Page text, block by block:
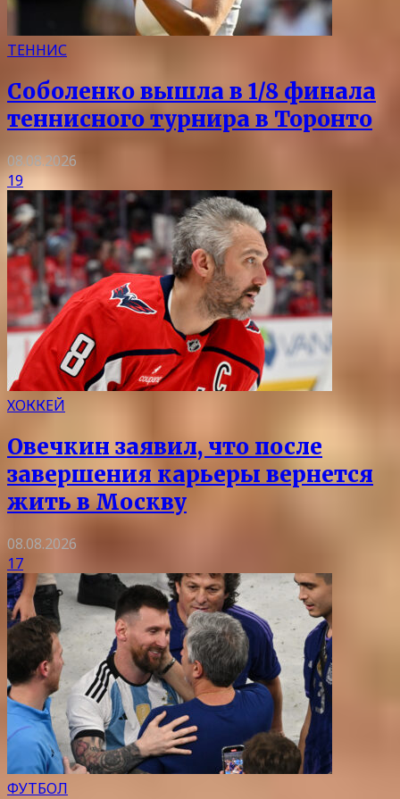
ТЕННИС
Соболенко вышла в 1/8 финала
теннисного турнира в Торонто
08.08.2026
19
ХОККЕЙ
Овечкин заявил, что после
завершения карьеры вернется
жить в Москву
08.08.2026
17
ФУТБОЛ